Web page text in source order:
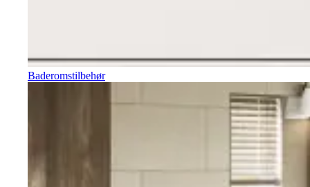
Baderomstilbehør